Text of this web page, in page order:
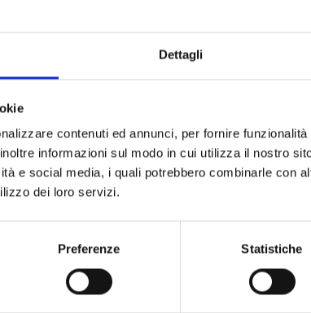
Dettagli
contenuti ed annunci, per fornire
informazioni sul modo in cui utilizza il nostro
e social media, i quali potrebbero combinarle con
dei loro servizi.
Preferenze Statistiche